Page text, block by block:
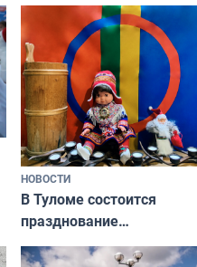
НОВОСТИ
В Туломе состоится
празднование
Международного дня